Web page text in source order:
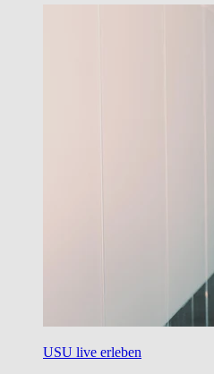
USU live erleben